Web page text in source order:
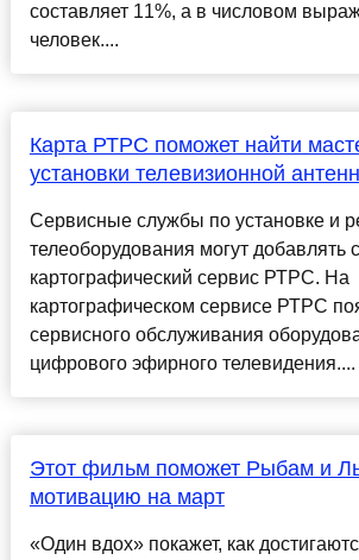
составляет 11%, а в числовом
человек....
Карта РТРС поможет найти
установки телевизионной
Сервисные службы по установке и
телеоборудования могут добавлять
картографический сервис РТРС. На
картографическом сервисе РТРС
сервисного обслуживания
цифрового эфирного телевидения....
Этот фильм поможет Рыбам и
мотивацию на март
«Один вдох» покажет, как